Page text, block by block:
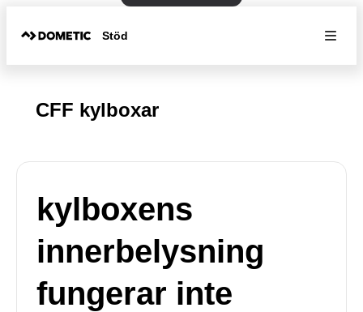
Stöd
CFF kylboxar
kylboxens
innerbelysning
fungerar inte